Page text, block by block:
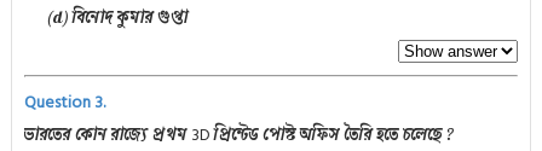
(d) বিনোদ কুমার গুপ্তা
Question 3.
ভারতের কোন রাজ্যে প্রথম3Dপ্রিন্টেড পোস্ট অফিস তৈরি হতে চলেছে ?